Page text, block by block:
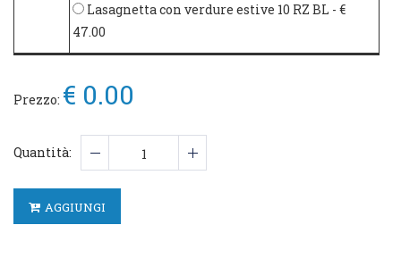
Lasagnetta con verdure estive 10 RZ BL - €
47.00
Prezzo: € 0.00
Quantità:
AGGIUNGI